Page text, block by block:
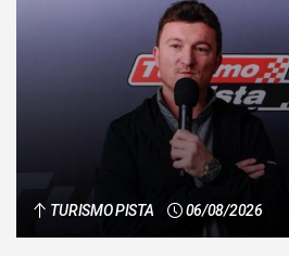
TURISMO PISTA 06/08/2026